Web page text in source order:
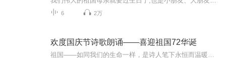
6 2万
欢度国庆节诗歌朗诵——喜迎祖国72华诞